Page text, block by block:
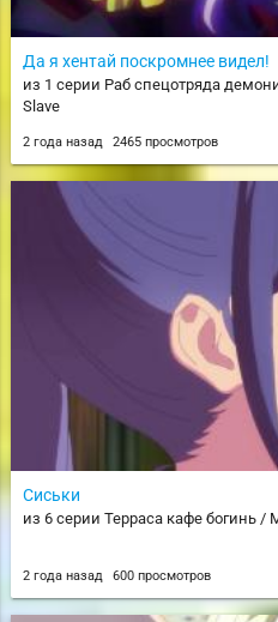
Да я хентай поскромнее видел!
из 1 серии Раб спецотряда
Slave
2 года назад 2465 просмотров
Сиськи
из 6 серии Терраса кафе богинь /
2 года назад 600 просмотров